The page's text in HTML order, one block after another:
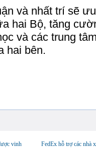
và nhất trí sẽ
hai Bộ, tăng
và các trung
hai bên.
vinh
FedEx hỗ trợ các nhà